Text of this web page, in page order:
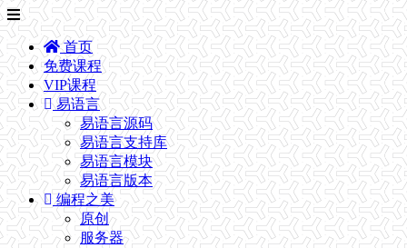
首页
免费课程
VIP课程
易语言
易语言源码
易语言支持库
易语言模块
易语言版本
编程之美
原创
服务器